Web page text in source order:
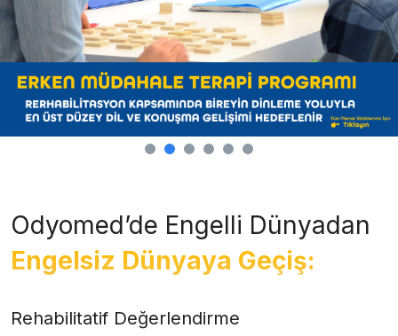
Odyomed’de Engelli Dünyadan
Engelsiz Dünyaya Geçiş:
Rehabilitatif Değerlendirme